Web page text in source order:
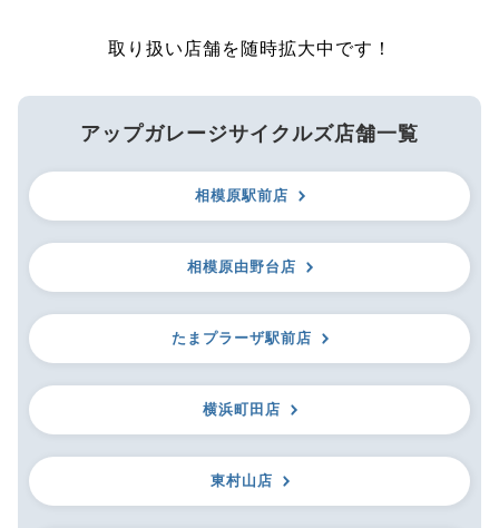
取り扱い店舗を随時拡大中です！
アップガレージサイクルズ店舗一覧
相模原駅前店
相模原由野台店
たまプラーザ駅前店
横浜町田店
東村山店